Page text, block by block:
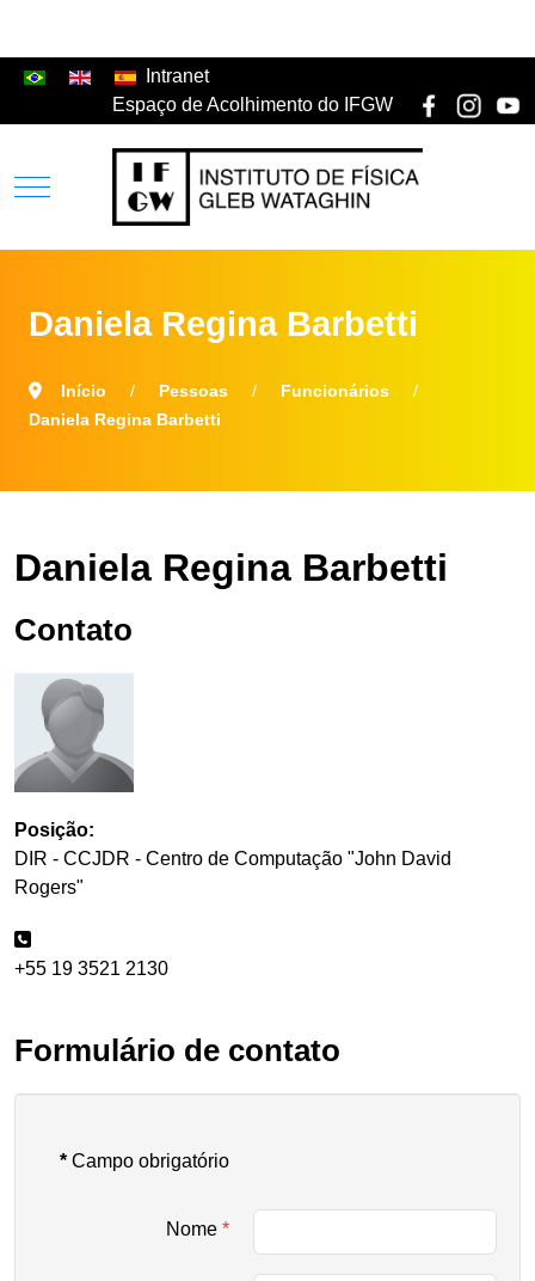
Intranet
Espaço de Acolhimento do IFGW
Daniela Regina Barbetti
Início Pessoas
Funcionários
Daniela Regina Barbetti
Daniela Regina Barbetti
Contato
Posição:
DIR - CCJDR - Centro de Computação "John David
Rogers"
+55 19 3521 2130
Formulário de contato
* Campo obrigatório
Nome *